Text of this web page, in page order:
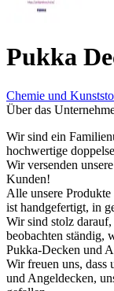
Pukka
Chemie und
Über das
Wir sind ein
hochwertige
Wir versenden
Kunden!
Alle unsere
ist handgefertigt, in
Wir sind stolz
beobachten ständig,
Pukka-Decken und
Wir freuen uns, dass
und Angeldecken,